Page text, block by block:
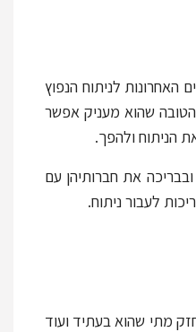
האחרונות לניתוח הנפוץ
הטובה שהוא מעניק אפשר
הניתוח ולהפך.
את חברותיהן עם
לעבור ניתוח.
מתי שהוא בעתיד ועוד